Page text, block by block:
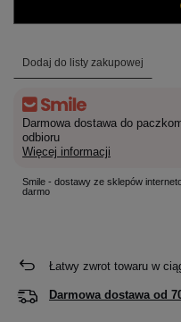
Dodaj do listy zakupowej
Darmowa dostawa do
odbioru
Więcej informacji
Smile - dostawy ze sklepów
darmo
Łatwy zwrot towaru w
Darmowa dostawa od